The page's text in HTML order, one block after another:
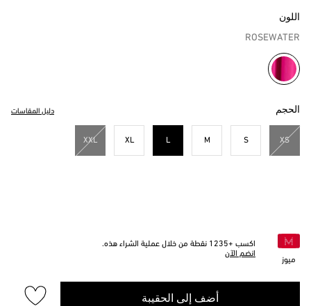
اللون
ROSEWATER
مختار
الحجم دليل المقاسات
XS
S
M
L
XL
XXL
ميوز
اكسب +1235 نقطة من خلال عملية الشراء هذه.
انضم الآن
أضف إلى الحقيبة